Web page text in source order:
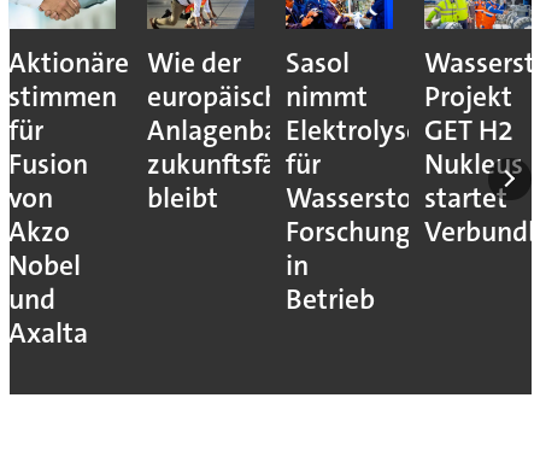
Aktionäre
stimmen
für
Fusion
von
Akzo
Nobel
und
Axalta
Wie der
europäische
Anlagenbau
zukunftsfähig
bleibt
Sasol
nimmt
Elektrolyseur
für
Wasserstoff-
Forschung
in
Betrieb
Projekt
GET H2
Nukleus
startet